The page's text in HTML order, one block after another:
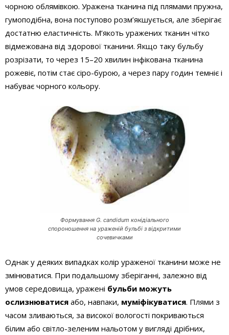
чорною облямівкою. Уражена тканина під плямами пружна,
гумоподібна, вона поступово розм’якшується, але зберігає
достатню еластичність. М’якоть уражених тканин чітко
відме­жована від здорової тканини. Якщо таку бульбу
розрізати, то через 15–20 хвилин інфікована тканина
рожевіє, потім стає сіро-бурою, а через пару годин темніє і
набуває чорного кольору.
Формування G. candidum конідіального
спороношення на ураженій бульбі з відкритими
сочевичками
Однак у деяких випадках колір ураженої тканини може не
змінюватися. При подальшому зберіганні, залежно від
умов середовища, уражені бульби можуть
ослизнюватися або, навпаки, муміфікуватися. Плями з
часом зливаються, за високої вологості покриваються
білим або світло-зеленим нальотом у вигляді дрібних,